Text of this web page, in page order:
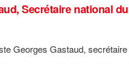
Secrétaire national
Georges Gastaud,